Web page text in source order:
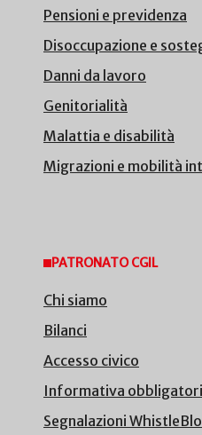
Pensioni e previdenza
Disoccupazione e
Danni da lavoro
Genitorialità
Malattia e disabilità
Migrazioni e mobilità
PATRONATO CGIL
Chi siamo
Bilanci
Accesso civico
Informativa
Segnalazioni